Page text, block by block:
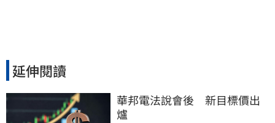
延伸閱讀
華邦電法說會後　新目標價出
爐